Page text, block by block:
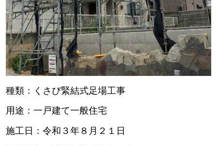
種類：くさび緊結式足場工事
用途：一戸建て一般住宅
施工日：令和３年８月２１日